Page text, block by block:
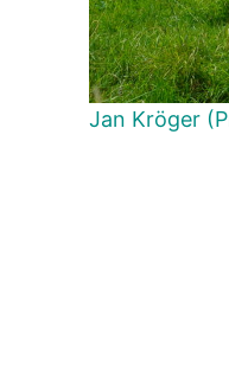
Jan Kröger